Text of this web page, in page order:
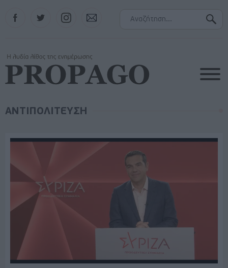
Instagram
ΑΝΤΙΠΟΛΙΤΕΥΣΗ